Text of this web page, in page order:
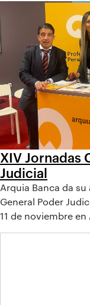
XIV Jornadas
Judicial
Arquia Banca da
General Poder
11 de noviembre en